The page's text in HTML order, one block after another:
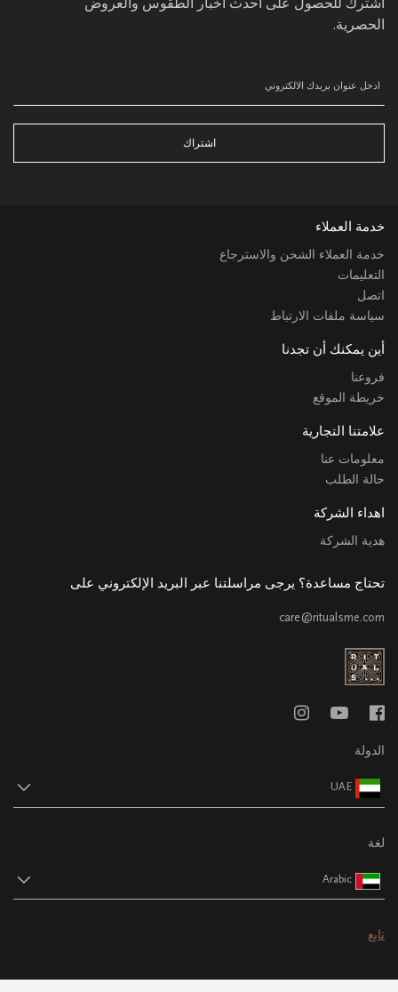
الحصرية.
اشتراك
خدمة العملاء
خدمة العملاء الشحن والاسترجاع
التعليمات
اتصل
سياسة ملفات الارتباط
أين يمكنك أن تجدنا
فروعنا
خريطة الموقع
علامتنا التجارية
معلومات عنا
حالة الطلب
اهداء الشركة
هدية الشركة
تحتاج مساعدة؟ يرجى مراسلتنا عبر البريد الإلكتروني على
care@ritualsme.com
الدولة
UAE
لغة
Arabic
تابع